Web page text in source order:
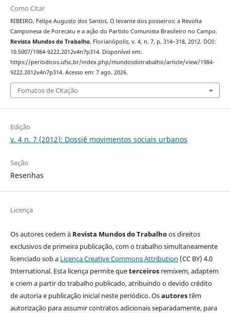
Como Citar
RIBEIRO, Felipe Augusto dos Santos. O levante dos posseiros: a Revolta
Camponesa de Porecatu e a ação do Partido Comunista Brasileiro no Campo.
Revista Mundos do Trabalho, Florianópolis, v. 4, n. 7, p. 314–318, 2012. DOI:
10.5007/1984-9222.2012v4n7p314. Disponível em:
https://periodicos.ufsc.br/index.php/mundosdotrabalho/article/view/1984-
9222.2012v4n7p314. Acesso em: 7 ago. 2026.
Fomatos de Citação
Edição
v. 4 n. 7 (2012): Dossiê movimentos sociais urbanos
Seção
Resenhas
Licença
Os autores cedem à Revista Mundos do Trabalhoos direitos
exclusivos de primeira publicação, com o trabalho simultaneamente
licenciado sob a Licença Creative Commons Attribution (CC BY) 4.0
International. Esta licença permite queterceirosremixem, adaptem
e criem a partir do trabalho publicado, atribuindo o devido crédito
de autoria e publicação inicial neste periódico. Osautorestêm
autorização para assumir contratos adicionais separadamente, para